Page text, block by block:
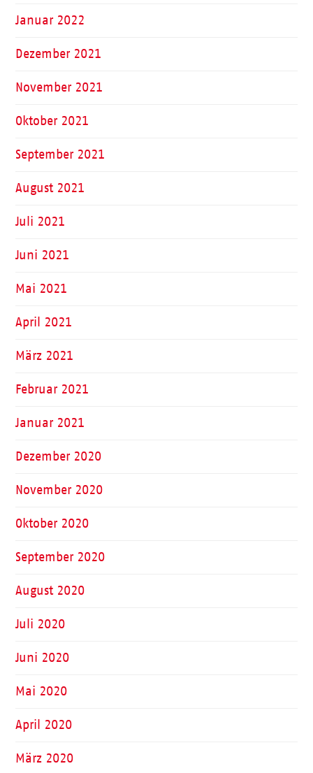
Januar 2022
Dezember 2021
November 2021
Oktober 2021
September 2021
August 2021
Juli 2021
Juni 2021
Mai 2021
April 2021
März 2021
Februar 2021
Januar 2021
Dezember 2020
November 2020
Oktober 2020
September 2020
August 2020
Juli 2020
Juni 2020
Mai 2020
April 2020
März 2020